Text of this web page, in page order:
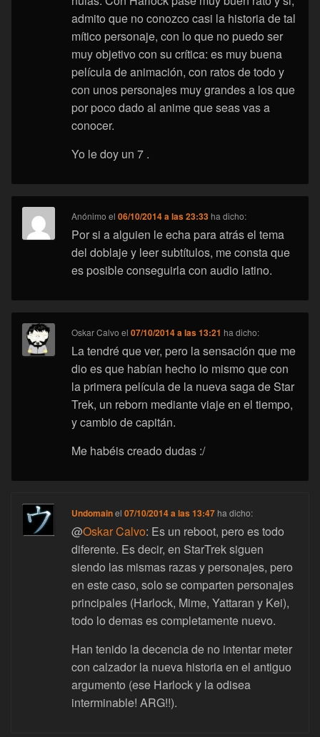
admito que no conozco casi la historia de tal
mítico personaje, con lo que no puedo ser
muy objetivo con su crítica: es muy buena
película de animación, con ratos de todo y
con unos personajes muy grandes a los que
por poco dado al anime que seas vas a
conocer.
Yo le doy un 7 .
Anónimo el06/10/2014 a las 23:33 ha dicho:
Por si a alguien le echa para atrás el tema
del doblaje y leer subtítulos, me consta que
es posible conseguirla con audio latino.
Oskar Calvo el07/10/2014 a las 13:21 ha dicho:
La tendré que ver, pero la sensación que me
dio es que habían hecho lo mismo que con
la primera película de la nueva saga de Star
Trek, un reborn mediante viaje en el tiempo,
y cambio de capitán.
Me habéis creado dudas :/
Undomainel07/10/2014 a las 13:47 ha dicho:
@Oskar Calvo: Es un reboot, pero es todo
diferente. Es decir, en StarTrek siguen
siendo las mismas razas y personajes, pero
en este caso, solo se comparten personajes
principales (Harlock, Mime, Yattaran y Kei),
todo lo demas es completamente nuevo.
Han tenido la decencia de no intentar meter
con calzador la nueva historia en el antiguo
argumento (ese Harlock y la odisea
interminable! ARG!!).